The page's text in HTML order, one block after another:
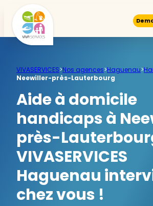
VIVASERVICES>Nos agences>Haguenau>
Neewiller-près-Lauterbourg
Aide à domicile
handicaps à
près-
VIVASERVICES
Haguenau
chez vous !